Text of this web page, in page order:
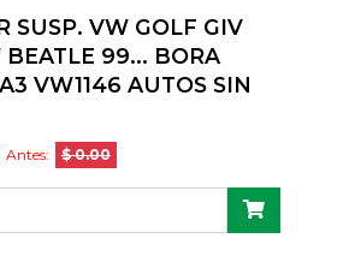
SUSP. VW GOLF GIV
99... BORA
VW1146 AUTOS SIN
Antes: $ 0.00